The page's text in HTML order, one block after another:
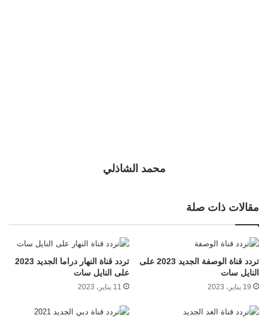
محمد الشاذلي
مقالات ذات صلة
تردد قناة الوصفة الجديد 2023 على
النايل سات
19 يناير، 2023
تردد قناة النهار دراما الجديد 2023
على النايل سات
11 يناير، 2023